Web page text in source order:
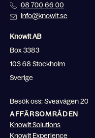
08 700 66 00
info@knowit.se
Knowit AB
Box 3383
103 68 Stockholm
Sverige
Besök oss: Sveavägen 20
AFFÄRSOMRÅDEN
Knowit Solutions
Knowit Experience